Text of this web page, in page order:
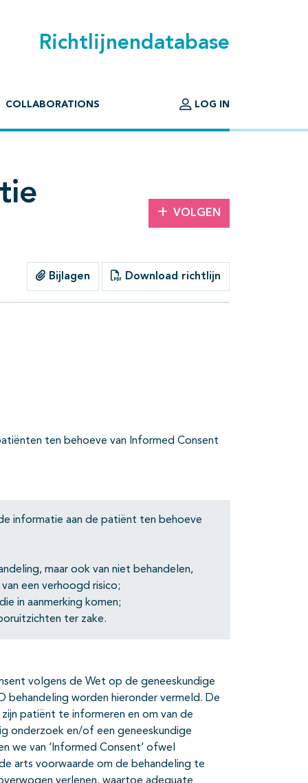
Richtlijnendatabase
COLLABORATIONS LOG IN
VOLGEN
Bijlagen Download richtlijn
ten behoeve van Informed Consent
informatie aan de patiënt ten behoeve
maar ook van niet behandelen,
een verhoogd risico;
in aanmerking komen;
ter zake.
volgens de Wet op de geneeskundige
behandeling worden hieronder vermeld. De
patiënt te informeren en om van de
onderzoek en/of een geneeskundige
we van ‘Informed Consent’ ofwel
arts voorwaarde om de behandeling te